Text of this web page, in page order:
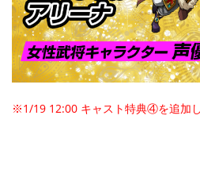
※1/19 12:00 キャスト特典④を追加